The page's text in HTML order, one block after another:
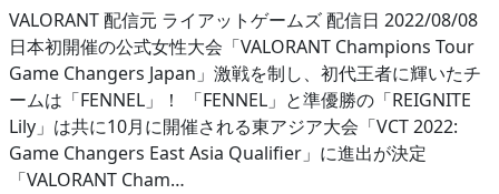
VALORANT 配信元 ライアットゲームズ 配信日 2022/08/08
日本初開催の公式女性大会「VALORANT Champions Tour
Game Changers Japan」激戦を制し、初代王者に輝いたチ
ームは「FENNEL」！ 「FENNEL」と準優勝の「REIGNITE
Lily」は共に10月に開催される東アジア大会「VCT 2022:
Game Changers East Asia Qualifier」に進出が決定
「VALORANT Cham…